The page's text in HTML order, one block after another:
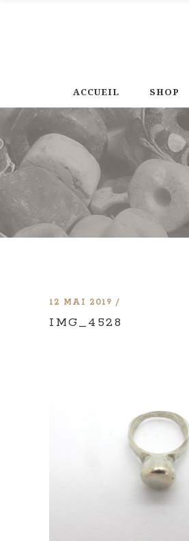
ACCUEIL SHOP
12 MAI 2019
IMG_4528